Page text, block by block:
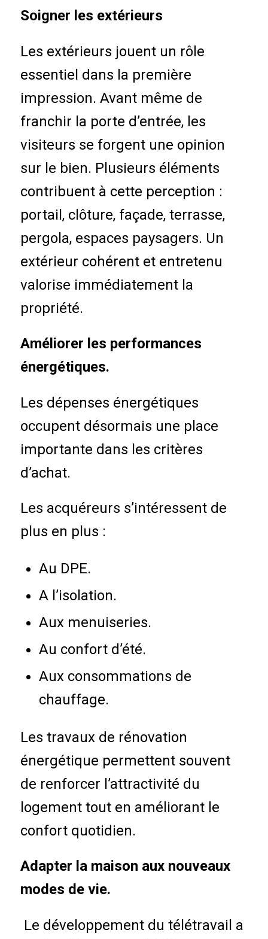
Soigner les extérieurs
Les extérieurs jouent un rôle
essentiel dans la première
impression. Avant même de
franchir la porte d’entrée, les
visiteurs se forgent une opinion
sur le bien. Plusieurs éléments
contribuent à cette perception :
portail, clôture, façade, terrasse,
pergola, espaces paysagers. Un
extérieur cohérent et entretenu
valorise immédiatement la
propriété.
Améliorer les performances
énergétiques.
Les dépenses énergétiques
occupent désormais une place
importante dans les critères
d’achat.
Les acquéreurs s’intéressent de
plus en plus :
Au DPE.
A l’isolation.
Aux menuiseries.
Au confort d’été.
Aux consommations de
chauffage.
Les travaux de rénovation
énergétique permettent souvent
de renforcer l’attractivité du
logement tout en améliorant le
confort quotidien.
Adapter la maison aux nouveaux
modes de vie.
Le développement du télétravail a